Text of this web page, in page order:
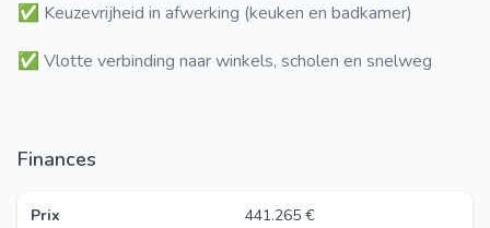
✅ Keuzevrijheid in afwerking (keuken en badkamer)
✅ Vlotte verbinding naar winkels, scholen en snelweg
Finances
Prix
441.265 €